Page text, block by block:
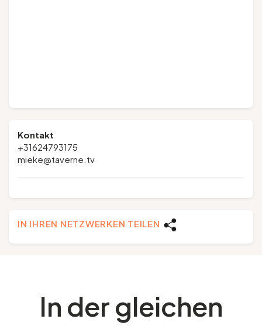
Kontakt
+31624793175
mieke@taverne.tv
IN IHREN NETZWERKEN TEILEN
In der gleichen